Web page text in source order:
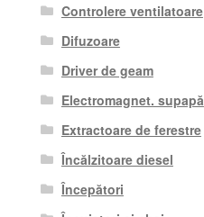
Controlere ventilatoare
Difuzoare
Driver de geam
Electromagnet. supapă
Extractoare de ferestre
Încălzitoare diesel
Începători